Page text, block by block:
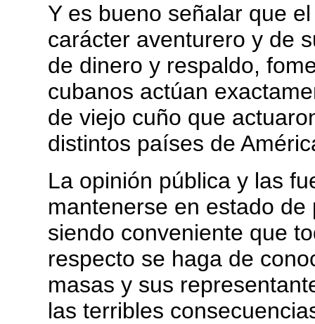
Y es bueno señalar que
carácter aventurero y de
de dinero y respaldo,
cubanos actúan
de viejo cuño que
distintos países de
La opinión pública y las
mantenerse en estado
siendo conveniente que
respecto se haga de
masas y sus
las terribles